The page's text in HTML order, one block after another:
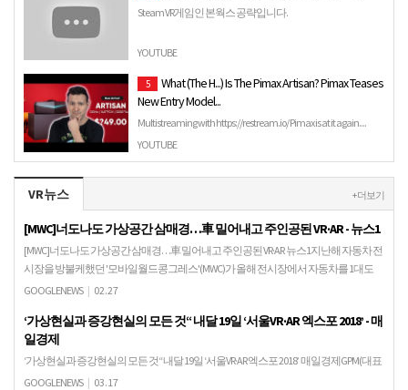
Steam VR게임인 본웍스 공략입니다.
YOUTUBE
5
What (The H...) Is The Pimax Artisan? Pimax Teases
New Entry Model...
Multistreaming with https://restream.io/ Pimax is at it again....
Today a new Pimax VR headset has emerged on the Pimax …
YOUTUBE
VR뉴스 + 더보기
[MWC]너도나도 가상공간 삼매경…車 밀어내고 주인공된 VR·AR - 뉴스1
[MWC]너도나도 가상공간 삼매경…車 밀어내고 주인공된 VR·AR 뉴스1지난해 자동차 전
시장을 방불케했던 '모바일월드콩그레스'(MWC)가 올해 전시장에서 자동차를 1대도
찾아볼 수 없을 정도로 분위기가 완전히 바뀌…
GOOGLENEWS | 02.27
‘가상현실과 증강현실의 모든 것“ 내달 19일 ‘서울VR·AR 엑스포 2018’ - 매
일경제
‘가상현실과 증강현실의 모든 것“ 내달 19일 ‘서울VR·AR 엑스포 2018’ 매일경제GPM(대표
박성준)은 오는 4월 19일부터 22일까지 나흘간 서울 강남구 삼성동 코엑스에서 가상현
GOOGLENEWS | 03.17